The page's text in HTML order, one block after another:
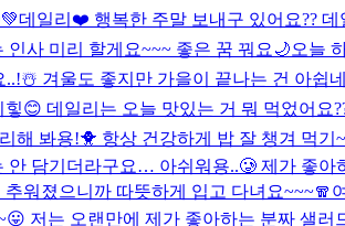
데일리❤️ 행복한 주말 보내구 있어요??
사 미리 할게요~~~ 좋은 꿈 꿔요🌙오늘
겨울도 좋지만 가을이 끝나는 건 아쉽
😊 데일리는 오늘 맛있는 거 뭐 먹었어요
해 봐용!🐥 항상 건강하게 밥 잘 챙겨 먹기
담기더라구요… 아쉬워용..🥲 제가 좋아
워졌으니까 따뜻하게 입고 다녀요~~~🧣
저는 오랜만에 제가 좋아하는 분짜 샐러